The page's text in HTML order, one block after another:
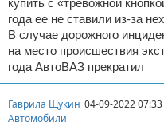
купить с «тревожной
года ее не ставили из-за
В случае дорожного
на место происшествия
года АвтоВАЗ прекратил
Гаврила Щукин 04-09-2022 07:33
Автомобили